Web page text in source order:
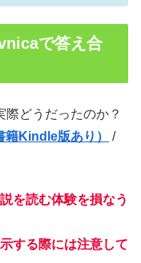
で答え合
際どうだったのか？
Kindle版あり）
/
を読む体験を損なう
する際には注意して